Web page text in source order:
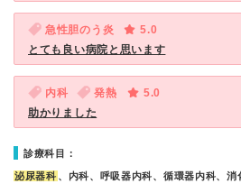
急性胆のう炎
5.0
とても良い病院と思います
内科 発熱
5.0
助かりました
診療科目：
泌尿器科 、内科、呼吸器内科、循環器内科、